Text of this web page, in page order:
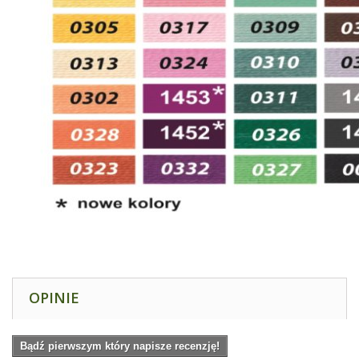
OPINIE
Bądź pierwszym który napisze recenzję!